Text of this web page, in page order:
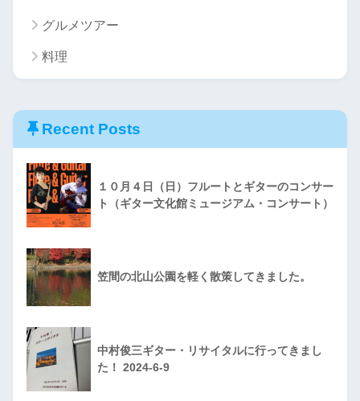
グルメツアー
料理
Recent Posts
１０月４日（日）フルートとギターのコンサー
ト（ギター文化館ミュージアム・コンサート）
笠間の北山公園を軽く散策してきました。
中村俊三ギター・リサイタルに行ってきまし
た！ 2024-6-9